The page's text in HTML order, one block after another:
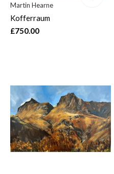
Martin Hearne
Kofferraum
£750.00